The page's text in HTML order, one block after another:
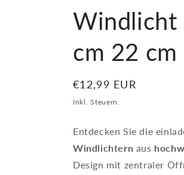
Windlicht
cm 22 cm
Normaler
Preis
€12,99 EUR
Inkl. Steuern.
Entdecken Sie die
Windlichtern aus
Design mit zentraler